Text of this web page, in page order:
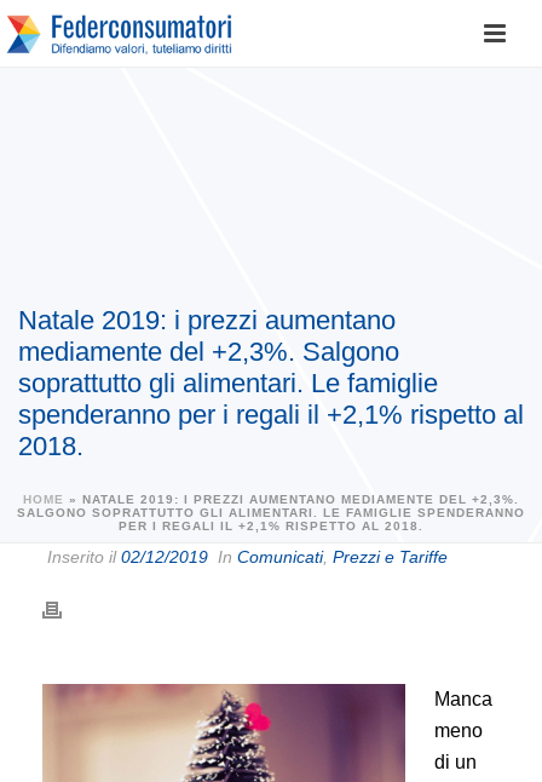
Natale 2019: i prezzi aumentano
mediamente del +2,3%. Salgono
soprattutto gli alimentari. Le famiglie
spenderanno per i regali il +2,1% rispetto al
2018.
HOME » NATALE 2019: I PREZZI AUMENTANO MEDIAMENTE DEL +2,3%.
SALGONO SOPRATTUTTO GLI ALIMENTARI. LE FAMIGLIE SPENDERANNO
PER I REGALI IL +2,1% RISPETTO AL 2018.
Inserito il02/12/2019 In Comunicati, Prezzi e Tariffe
Manca
meno
di un